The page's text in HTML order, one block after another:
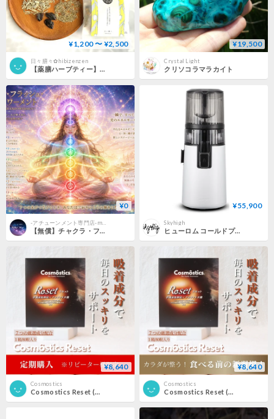
¥1,200 〜 ¥2,500
日々膳々✿hibizenzen
【薬膳ハーブティー】しずくブレンド（選べる 5個入り / 10個入り /個包装）
¥19,500
Crystal Light
クリソコラマラカイト
¥0
-アチューンメント専門店-milky way
¥55,900
Skyhigh
ヒューロム コールドプレスジューサー H70ST
¥8,640
Cosmostics
Cosmostics Reset (コスモスティクス リセット)
¥8,640
Cosmostics
Cosmostics Reset (コスモスティクス リセット)